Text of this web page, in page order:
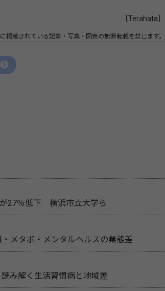
［Terahata］
掲載されている記事・写真・図表の無断転載を禁じます。
27％低下 横浜市立大学ら
メタボ・メンタルヘルスの業態差
み解く生活習慣病と地域差